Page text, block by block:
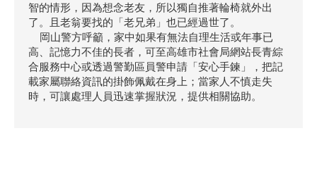
智的情形，因為想念老友，所以獨自推著輪椅就外出
了。且老翁要找的「老兄弟」也已經過世了。
岡山警方呼籲，家中如果有無法自理生活或年事已
高、記憶力不佳的長者，可至高雄市社會局網站長青綜
合服務中心或透過警勤區員警申請「安心手鍊」，把記
載家屬聯絡資訊的掛飾佩戴在身上；當家人不慎走失
時，可讓處理人員迅速掌握狀況，提供相關協助。